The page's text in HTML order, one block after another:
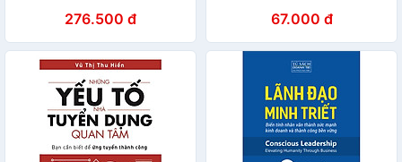
276.500 đ 67.000 đ